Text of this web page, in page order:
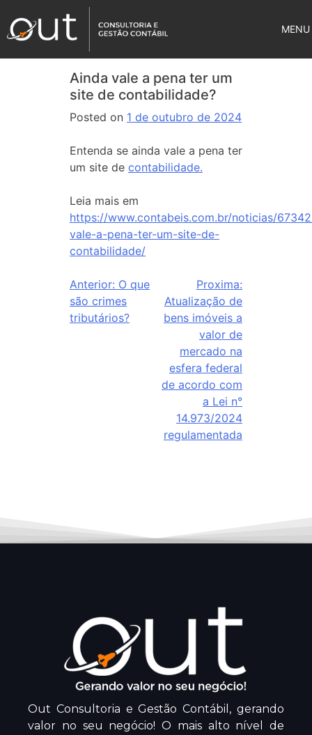
MENU
Ainda vale a pena ter um
site de contabilidade?
Posted on 1 de outubro de 2024
Entenda se ainda vale a pena ter
um site de contabilidade.
Leia mais em
https://www.contabeis.com.br/noticias/
vale-a-pena-ter-um-site-de-
contabilidade/
Anterior: O que
são crimes
tributários?
Proxima:
Atualização de
bens imóveis a
valor de
mercado na
esfera federal
de acordo com
a Lei n°
14.973/2024
regulamentada
Out Consultoria e Gestão Contábil, gerando
valor no seu negócio! O mais alto nível de